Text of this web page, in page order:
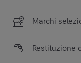
Marchi
Restituzione